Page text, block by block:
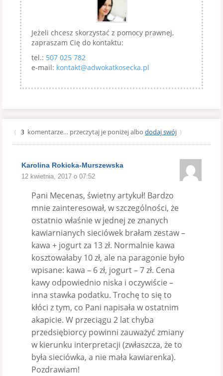
Jeżeli chcesz skorzystać z pomocy prawnej,
zapraszam Cię do kontaktu:
tel.: 507 025 782
e-mail: kontakt@adwokatkosecka.pl
{ 3 komentarze… przeczytaj je poniżej albo dodaj swój }
Karolina Rokicka-Murszewska
12 kwietnia, 2017 o 07:52
Pani Mecenas, świetny artykuł! Bardzo
mnie zainteresował, w szczególności, że
ostatnio właśnie w jednej ze znanych
kawiarnianych sieciówek brałam zestaw –
kawa + jogurt za 13 zł. Normalnie kawa
kosztowałaby 10 zł, ale na paragonie było
wpisane: kawa – 6 zł, jogurt – 7 zł. Cena
kawy odpowiednio niska i oczywiście –
inna stawka podatku. Trochę to się to
kłóci z tym, co Pani napisała w ostatnim
akapicie. W przeciągu 2 lat chyba
przedsiębiorcy powinni zauważyć zmiany
w kierunku interpretacji (zwłaszcza, że to
była sieciówka, a nie mała kawiarenka).
Pozdrawiam!